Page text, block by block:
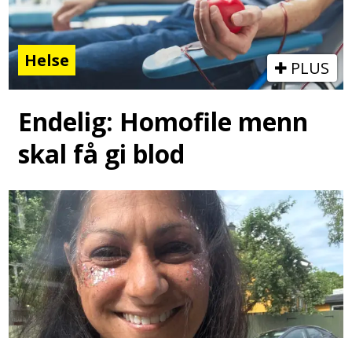
Helse PLUS
Endelig: Homofile menn
skal få gi blod